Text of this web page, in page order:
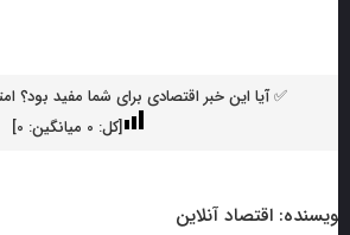
✅ آیا این خبر اقتصادی برای شما مفید بود؟
[کل:0 میانگین:0
اقتصاد آنلاین